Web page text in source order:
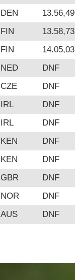
DEN
13.56,49
FIN
13.58,73
FIN
14.05,03
NED
DNF
CZE
DNF
IRL
DNF
IRL
DNF
KEN
DNF
KEN
DNF
GBR
DNF
NOR
DNF
AUS DNF